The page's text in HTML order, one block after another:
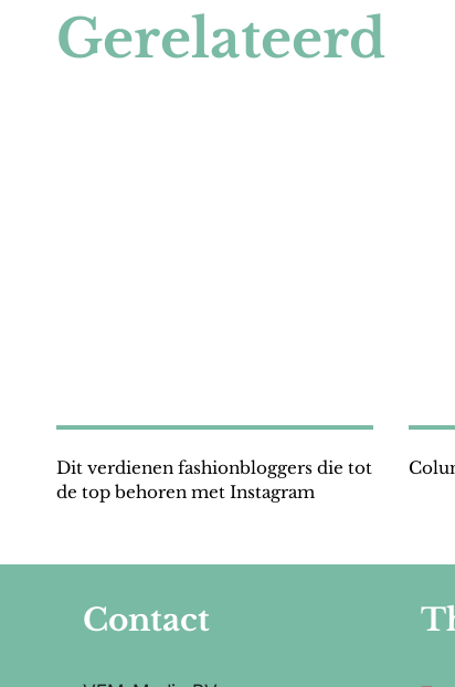
Gerelateerd
Dit verdienen fashionbloggers die tot
de top behoren met Instagram
Contact